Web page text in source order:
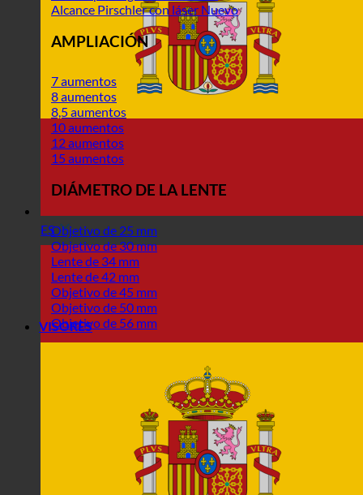
ES
Alcance Pirschler con láser
AMPLIACIÓN
7 aumentos
8 aumentos
8,5 aumentos
10 aumentos
12 aumentos
15 aumentos
DIÁMETRO DE LA LENTE
Objetivo de 25 mm
Objetivo de 30 mm
Lente de 34 mm
Lente de 42 mm
Objetivo de 45 mm
Objetivo de 50 mm
Objetivo de 56 mm
VISORES